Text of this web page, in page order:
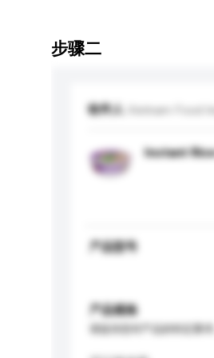
步骤二
收件人 Vietnam Food
Instant
产品型号
产品规格